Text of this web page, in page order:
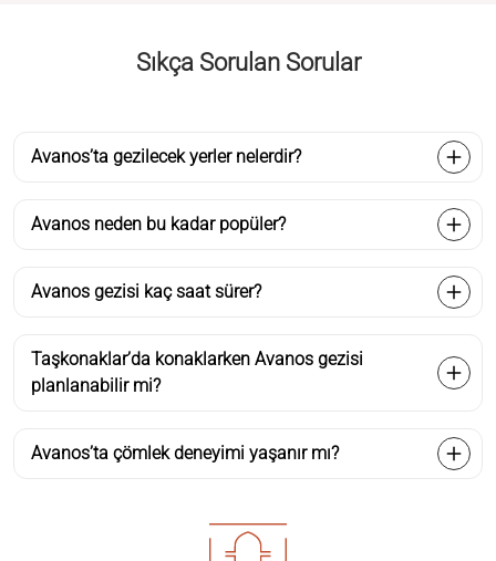
Sıkça Sorulan Sorular
Avanos’ta gezilecek yerler nelerdir?
Avanos neden bu kadar popüler?
Avanos gezisi kaç saat sürer?
Taşkonaklar’da konaklarken Avanos gezisi
planlanabilir mi?
Avanos’ta çömlek deneyimi yaşanır mı?